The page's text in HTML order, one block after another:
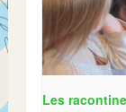
Les